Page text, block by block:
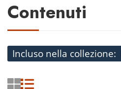
Contenuti
Incluso nella collezione